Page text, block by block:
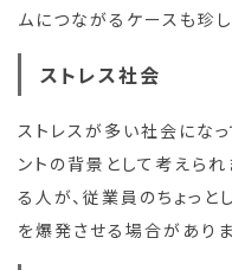
ムにつながるケースも珍し
ストレス社会
ストレスが多い社会にな
ントの背景として考えら
る人が、従業員のちょっ
を爆発させる場合がありま